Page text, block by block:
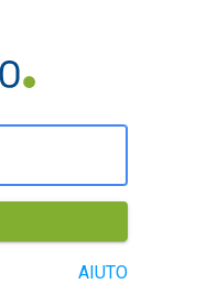
AIUTO